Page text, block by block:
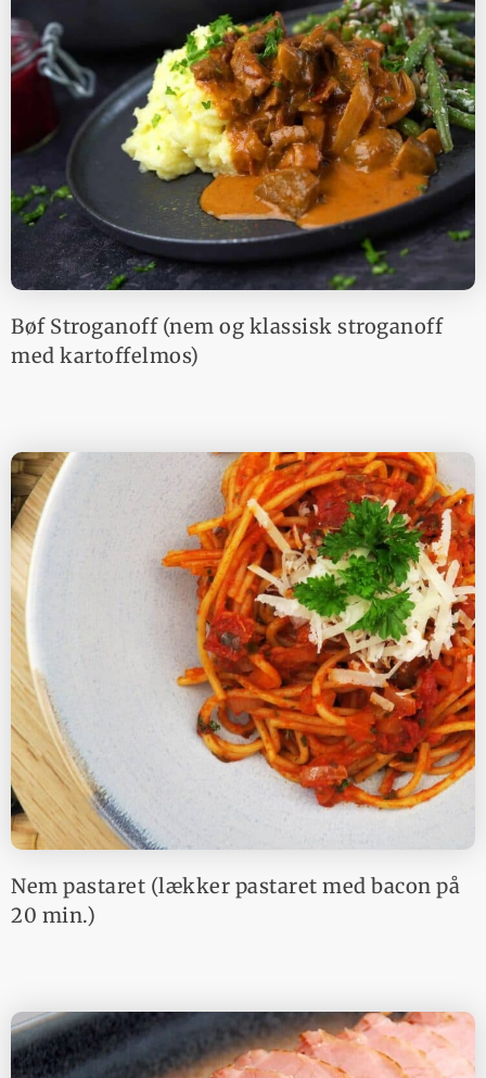
Bøf Stroganoff (nem og klassisk stroganoff
med kartoffelmos)
Nem pastaret (lækker pastaret med bacon på
20 min.)